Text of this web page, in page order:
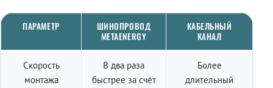
ПАРАМЕТР
ШИНОПРОВОД
METAENERGY
КАБЕЛЬНЫЙ
КАНАЛ
Скорость
монтажа
В два раза
быстрее за счёт
Более
длительный